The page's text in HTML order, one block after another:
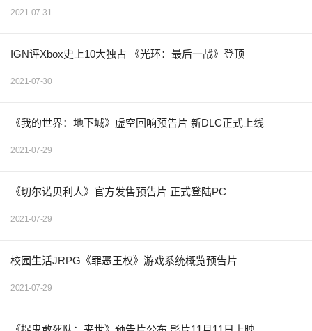
2021-07-31
IGN评Xbox史上10大独占 《光环：最后一战》登顶
2021-07-30
《我的世界：地下城》虚空回响预告片 新DLC正式上线
2021-07-29
《切尔诺贝利人》官方发售预告片 正式登陆PC
2021-07-29
校园生活JRPG《罪恶王权》游戏系统概览预告片
2021-07-29